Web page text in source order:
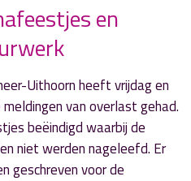
verduurzaming
kerst: autopuzzeltocht
en
Uithoorn heeft vrijdag en
van overlast gehad.
beëindigd waarbij de
niet werden nageleefd. Er
geschreven voor de